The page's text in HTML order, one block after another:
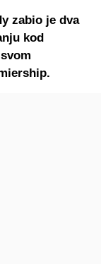
zabio je dva
kod